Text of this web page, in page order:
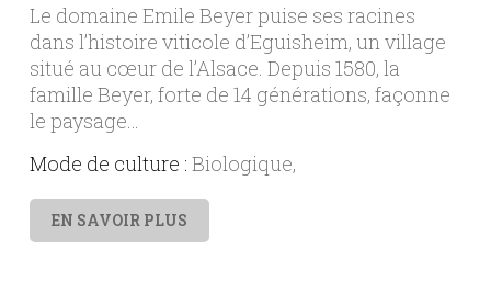
Le domaine Emile Beyer puise ses racines
dans l’histoire viticole d’Eguisheim, un village
situé au cœur de l’Alsace. Depuis 1580, la
famille Beyer, forte de 14 générations, façonne
le paysage…
Mode de culture : Biologique
EN SAVOIR PLUS